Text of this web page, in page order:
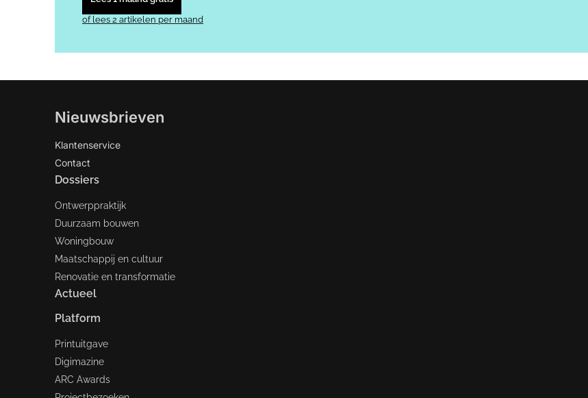
of lees 2 artikelen per maand
Nieuwsbrieven
Klantenservice
Contact
Dossiers
Ontwerppraktijk
Duurzaam bouwen
Woningbouw
Maatschappij en cultuur
Renovatie en transformatie
Actueel
Platform
Printuitgave
Digimazine
ARC Awards